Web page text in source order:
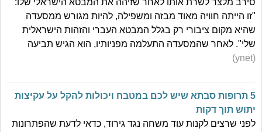
סירב מלצר לשרת אותו לאחר שזיהה את המבטא הישראלי שלו:
"זו הייתה חוויה מאוד מבזה ומשפילה, להיות מגורש ממסעדה
שהיא מקום ציבורי רק בגלל המבטא העברי והזהות הישראלית
שלי". לאחר שהמסעדה התעלמה מפניותיו, הוא הגיש תביעה
(ynet)
5 תרופות סבתא שיש לכם במטבח ויכולות להקל על עקיצות
יתוש תוך דקות
לפני שרצים לקנות עוד משחה נגד גירוד, כדאי לדעת שהפתרונות